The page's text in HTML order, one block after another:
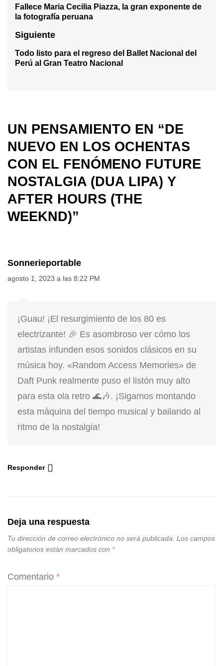
de
entradas
Entrada
anterior:
Fallece Maria Cecilia Piazza, la gran exponente de
la fotografía peruana
Siguiente
Entrada
siguiente:
Todo listo para el regreso del Ballet Nacional del
Perú al Gran Teatro Nacional
UN PENSAMIENTO EN “DE
NUEVO EN LOS OCHENTAS
CON EL FENÓMENO FUTURE
NOSTALGIA (DUA LIPA) Y
AFTER HOURS (THE
WEEKND)”
Sonnerieportable
agosto 1, 2023 a las 8:22 PM
¡Guau! ¡El resurgimiento de los 80 es
electrizante! 🎉 Es asombroso ver cómo los
artistas infunden esos sonidos clásicos en su
música hoy. «Random Access Memories» de
Daft Punk realmente puso el listón muy alto
para esta ola retro 🌊🎶. ¡Sigamos montando
esta máquina del tiempo musical y bailando al
ritmo de la nostalgia!
Responder
Deja una respuesta
Tu dirección de correo electrónico no será publicada. Los campos
obligatorios están marcados con *
Comentario *